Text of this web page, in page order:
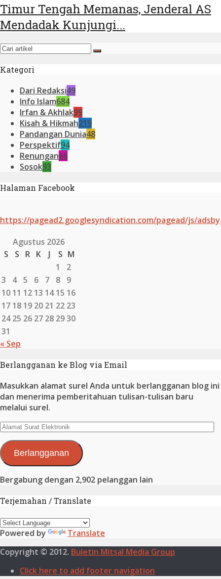
Timur Tengah Memanas, Jenderal AS
Mendadak Kunjungi...
Kategori
Dari Redaksi49
Info Islam684
Irfan & Akhlak99
Kisah & Hikmah219
Pandangan Dunia48
Perspektif94
Renungan66
Sosok93
Halaman Facebook
https://pagead2.googlesyndication.com/pagead/js/
Agustus 2026
S
S R K J S M
1
2
3
4 5 6 7 8
9
10 11 12 13 14 15 16
17 18 19 20 21 22 23
24 25 26 27 28 2930
31
« Sep
Berlangganan ke Blog via Email
Masukkan alamat surel Anda untuk berlangganan blog ini
dan menerima pemberitahuan tulisan-tulisan baru
melalui surel.
Alamat
Elektronik
Berlangganan
Bergabung dengan 2,902 pelanggan lain
Terjemahan / Translate
Powered by
Translate
Copyright © 2012. Buletin Mitsal Media Group
Click here to add footer navigation